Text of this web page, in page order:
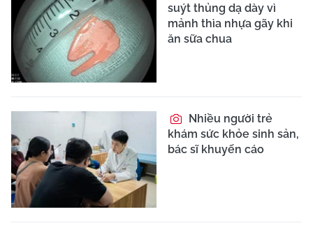
suýt thủng dạ dày vì
mảnh thìa nhựa gãy khi
ăn sữa chua
Nhiều người trẻ
khám sức khỏe sinh sản,
bác sĩ khuyến cáo